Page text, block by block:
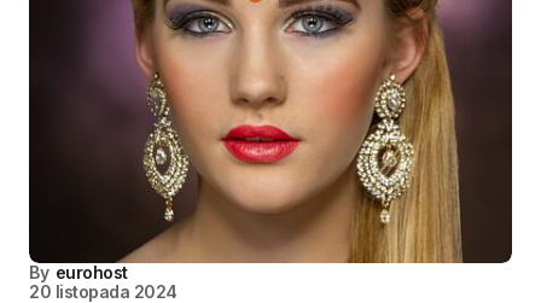
By eurohost
20 listopada 2024